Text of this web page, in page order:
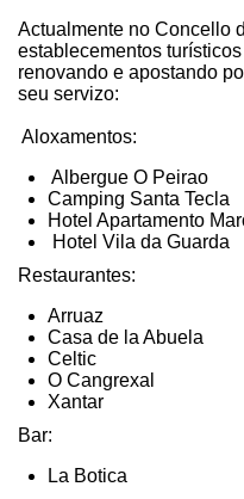
Actualmente no Concello
establecementos
renovando e apostando
seu servizo:
​ Aloxamentos:
​ Albergue O Peirao
Camping Santa Tecla
Hotel Apartamento
Hotel Vila da Guarda​
Restaurantes:
Arruaz
Casa de la Abuela
Celtic
O Cangrexal
Xantar​
Bar:
La Botica